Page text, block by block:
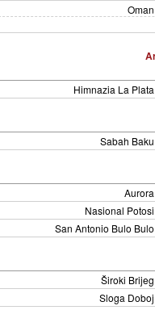
Oman
Himnazia La Plata
Sabah Baku
Aurora
Nasional Potosi
San Antonio Bulo Bulo
Široki Brijeg
Sloga Doboj